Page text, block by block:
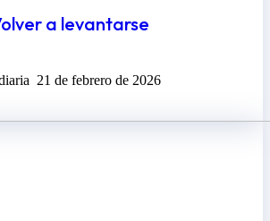
a levantarse
21 de febrero de 2026